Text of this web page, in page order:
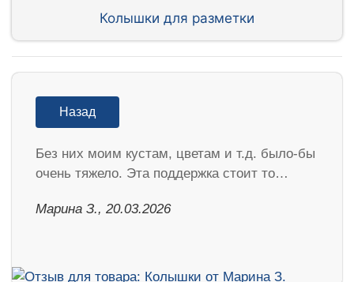
Колышки для разметки
Назад
Без них моим кустам, цветам и т.д. было-бы
очень тяжело. Эта поддержка стоит то…
Марина З., 20.03.2026